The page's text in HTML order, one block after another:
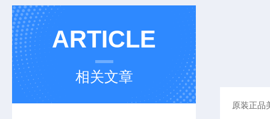
ARTICLE
相关文章